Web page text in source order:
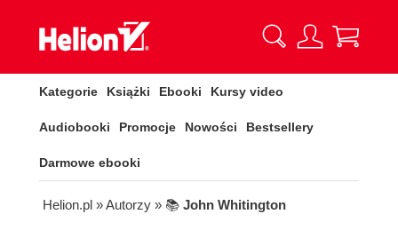
Kategorie Książki Ebooki Kursy video
Audiobooki Promocje Nowości Bestsellery
Darmowe ebooki
Helion.pl » Autorzy » 📚 John Whitington